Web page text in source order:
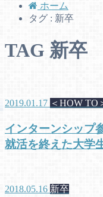
ホーム
タグ : 新卒
TAG 新卒
2019.01.17 ＜HOW TO
インターンシップ
就活を終えた大学
2018.05.16 新卒